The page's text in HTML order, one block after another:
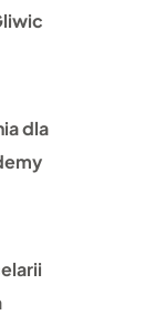
dla